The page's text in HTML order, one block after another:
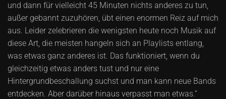
und dann für vielleicht 45 Minuten nichts anderes zu tun,
außer gebannt zuzuhören, übt einen enormen Reiz auf mich
aus. Leider zelebrieren die wenigsten heute noch Musik auf
diese Art, die meisten hangeln sich an Playlists entlang,
was etwas ganz anderes ist. Das funktioniert, wenn du
gleichzeitig etwas anders tust und nur eine
Hintergrundbeschallung suchst und man kann neue Bands
entdecken. Aber darüber hinaus verpasst man etwas.“